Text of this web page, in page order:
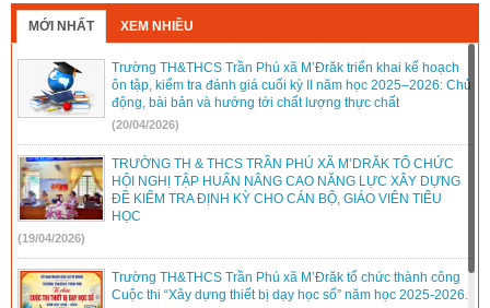
Đăng ngày: 23/04/2024
Báo GD&TĐ kết nối mang niềm vui cho học trò nghèo hiếu học tại
Đắk Lắk
Đăng ngày: 29/03/2024
Chuyên đề: Học tập và làm theo tư tưởng, phong cách Hồ Chí
Đăng ngày: 02/03/2024
Hội thao truyền thống ngành GD-ĐT huyện M’Drắk năm 2023
Đăng ngày: 29/02/2024
Đăng ngày: 29/02/2024
Chào mừng Ngày nhà giáo Việt Nam 20-11 nắm 2023
Đăng ngày: 20/11/2023
MỚI NHẤT XEM NHIỀU
Trường TH&THCS Trần Phú xã M’Đrăk triển khai kế hoạch
ôn tập, kiểm tra đánh giá cuối kỳ II năm học 2025–2026: Chủ
động, bài bản và hướng tới chất lượng thực chất
(20/04/2026)
TRƯỜNG TH & THCS TRẦN PHÚ XÃ M’DRĂK TỔ CHỨC
HỘI NGHỊ TẬP HUẤN NÂNG CAO NĂNG LỰC XÂY DỰNG
ĐỀ KIỂM TRA ĐỊNH KỲ CHO CÁN BỘ, GIÁO VIÊN TIỂU
HỌC
(19/04/2026)
Trường TH&THCS Trần Phú xã M’Đrăk tổ chức thành công
Cuộc thi “Xây dựng thiết bị dạy học số” năm học 2025-2026.